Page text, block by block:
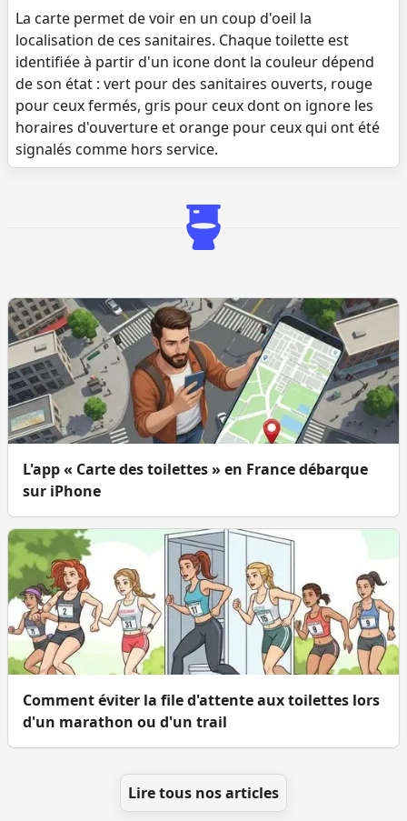
La carte permet de voir en un coup d'oeil la
localisation de ces sanitaires. Chaque toilette est
identifiée à partir d'un icone dont la couleur dépend
de son état : vert pour des sanitaires ouverts, rouge
pour ceux fermés, gris pour ceux dont on ignore les
horaires d'ouverture et orange pour ceux qui ont été
signalés comme hors service.
L'app « Carte des toilettes » en France débarque
sur iPhone
Comment éviter la file d'attente aux toilettes lors
d'un marathon ou d'un trail
Lire tous nos articles